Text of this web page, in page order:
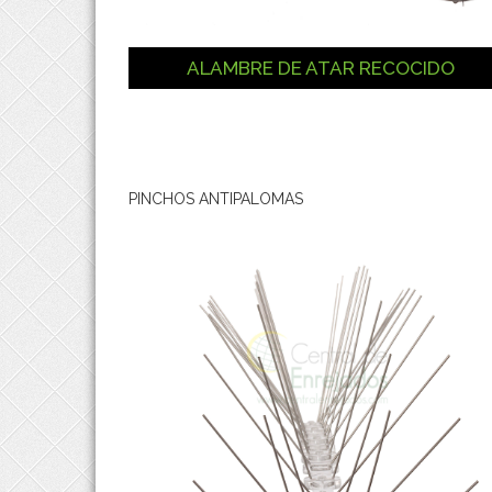
ALAMBRE DE ATAR RECOCIDO
PINCHOS ANTIPALOMAS